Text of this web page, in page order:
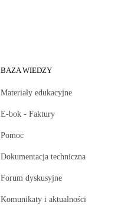
BAZA WIEDZY
Materiały edukacyjne
E-bok - Faktury
Pomoc
Dokumentacja techniczna
Forum dyskusyjne
Komunikaty i aktualności